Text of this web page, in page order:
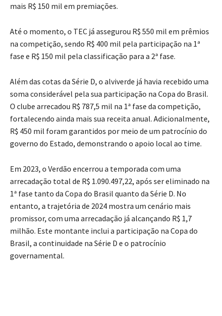
mais R$ 150 mil em premiações.
Até o momento, o TEC já assegurou R$ 550 mil em prêmios
na competição, sendo R$ 400 mil pela participação na 1ª
fase e R$ 150 mil pela classificação para a 2ª fase.
Além das cotas da Série D, o alviverde já havia recebido uma
soma considerável pela sua participação na Copa do Brasil.
O clube arrecadou R$ 787,5 mil na 1ª fase da competição,
fortalecendo ainda mais sua receita anual. Adicionalmente,
R$ 450 mil foram garantidos por meio de um patrocínio do
governo do Estado, demonstrando o apoio local ao time.
Em 2023, o Verdão encerrou a temporada com uma
arrecadação total de R$ 1.090.497,22, após ser eliminado na
1ª fase tanto da Copa do Brasil quanto da Série D. No
entanto, a trajetória de 2024 mostra um cenário mais
promissor, com uma arrecadação já alcançando R$ 1,7
milhão. Este montante inclui a participação na Copa do
Brasil, a continuidade na Série D e o patrocínio
governamental.